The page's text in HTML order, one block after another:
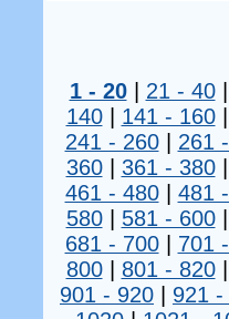
1 - 20| 21 - 40
140| 141 - 160
241 - 260| 261
360| 361 - 380
461 - 480| 481
580| 581 - 600
681 - 700| 701
800| 801 - 820
901 - 920
921 -